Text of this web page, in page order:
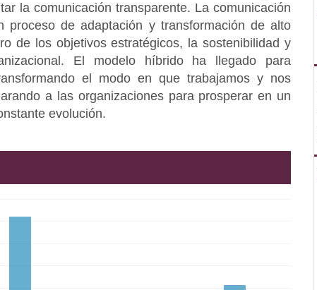
la comunicación transparente. La comunicación
proceso de adaptación y transformación de alto
de los objetivos estratégicos, la sostenibilidad y
El modelo híbrido ha llegado para
el modo en que trabajamos y nos
a las organizaciones para prosperar en un
evolución.